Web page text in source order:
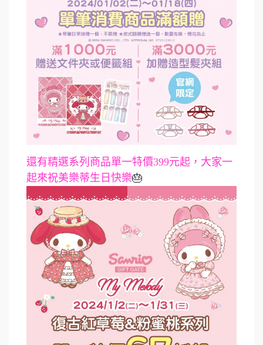
還有精選系列商品單一特價399元起，大家一
起來祝美樂蒂生日快樂🎂